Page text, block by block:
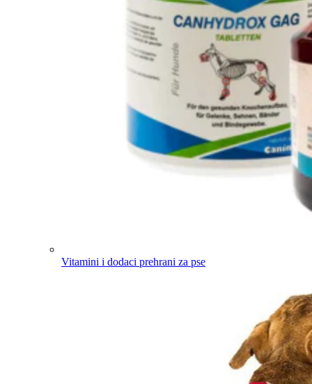
Vitamini i dodaci prehrani za pse